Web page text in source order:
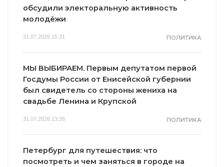
обсудили электоральную активность
молодёжи
31.07.2026 15:31 ПОЛИТИКА
МЫ ВЫБИРАЕМ. Первым депутатом первой
Госдумы России от Енисейской губернии
был свидетель со стороны жениха на
свадьбе Ленина и Крупской
31.07.2026 13:38 ПОЛИТИКА
Петербург для путешествия: что
посмотреть и чем заняться в городе на